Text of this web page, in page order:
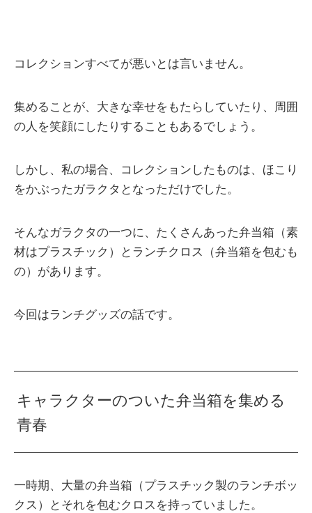
コレクションすべてが悪いとは言いません。
集めることが、大きな幸せをもたらしていたり、周囲
の人を笑顔にしたりすることもあるでしょう。
しかし、私の場合、コレクションしたものは、ほこり
をかぶったガラクタとなっただけでした。
そんなガラクタの一つに、たくさんあった弁当箱（素
材はプラスチック）とランチクロス（弁当箱を包むも
の）があります。
今回はランチグッズの話です。
キャラクターのついた弁当箱を集める
青春
一時期、大量の弁当箱（プラスチック製のランチボッ
クス）とそれを包むクロスを持っていました。